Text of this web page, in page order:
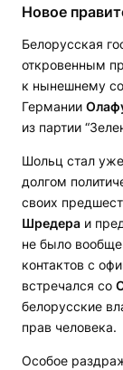
Новое
Белорусская
откровенным
к нынешнему
Германии
из партии
Шольц стал
долгом
своих
Шредера и
не было
контактов с
встречался со
белорусские
прав человека.
Особое